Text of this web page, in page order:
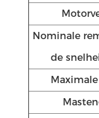
Nominale
de